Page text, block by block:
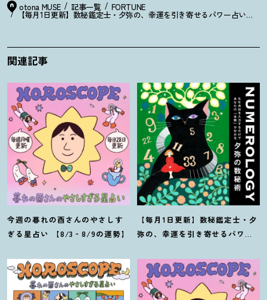
otona MUSE 記事一覧 FORTUNE
【毎月1日更新】数秘鑑定士・夕弥の、幸運を引き寄せるパワー占い【5
関連記事
今週の暮れの酉さんのやさしす
ぎる星占い 【8/3‐8/9の運勢】
【毎月1日更新】数秘鑑定士・夕
弥の、幸運を引き寄せるパワー